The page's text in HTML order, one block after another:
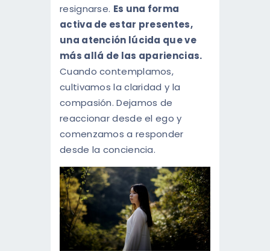
resignarse. Es una forma
activa de estar presentes,
una atención lúcida que ve
más allá de las apariencias.
Cuando contemplamos,
cultivamos la claridad y la
compasión. Dejamos de
reaccionar desde el ego y
comenzamos a responder
desde la conciencia.